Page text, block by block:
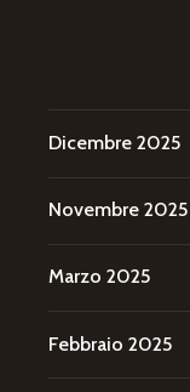
Dicembre 2025
Novembre 2025
Marzo 2025
Febbraio 2025